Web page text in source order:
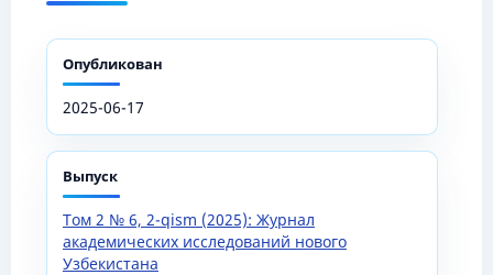
Опубликован
2025-06-17
Выпуск
Том 2 № 6, 2-qism (2025): Журнал
академических исследований нового
Узбекистана